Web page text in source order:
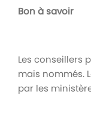
Bon à savoir
Les conseillers
mais nommés.
par les